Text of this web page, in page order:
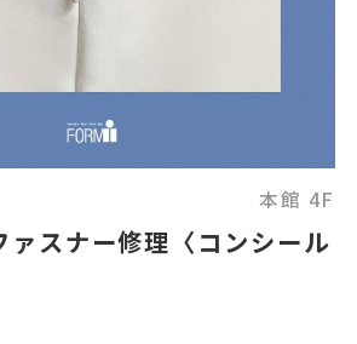
本館 4F
ァスナー修理〈コンシール